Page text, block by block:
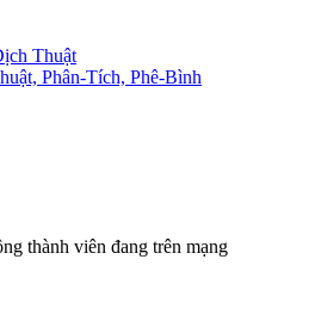
Thuật
Phân-Tích, Phê-Bình
thành viên đang trên mạng